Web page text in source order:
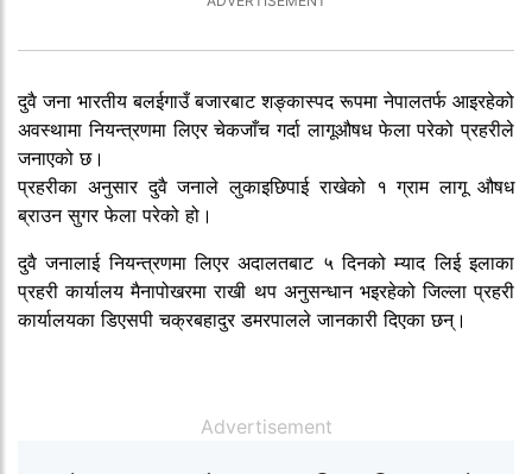
दुवै जना भारतीय बलईगाउँ बजारबाट शङ्कास्पद रूपमा नेपालतर्फ आइरहेको
अवस्थामा नियन्त्रणमा लिएर चेकजाँच गर्दा लागूऔषध फेला परेको प्रहरीले
जनाएको छ।
प्रहरीका अनुसार दुवै जनाले लुकाइछिपाई राखेको १ ग्राम लागू औषध
ब्राउन सुगर फेला परेको हो।
दुवै जनालाई नियन्त्रणमा लिएर अदालतबाट ५ दिनको म्याद लिई इलाका
प्रहरी कार्यालय मैनापोखरमा राखी थप अनुसन्धान भइरहेको जिल्ला प्रहरी
कार्यालयका डिएसपी चक्रबहादुर डमरपालले जानकारी दिएका छन्।
Advertisement